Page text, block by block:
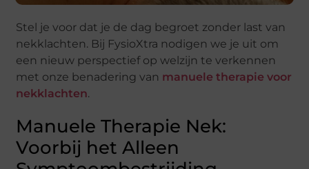
Stel je voor dat je de dag begroet zonder last van
nekklachten. Bij FysioXtra nodigen we je uit om
een nieuw perspectief op welzijn te verkennen
met onze benadering van manuele therapie voor
nekklachten.
Manuele Therapie Nek:
Voorbij het Alleen